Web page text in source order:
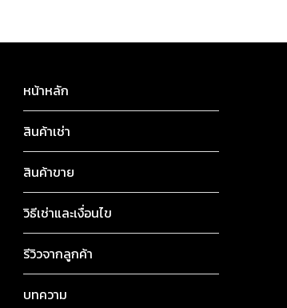
หน้าหลัก
สินค้าเช่า
สินค้าขาย
วิธีเช่าและเงื่อนไข
รีวิวจากลูกค้า
บทความ